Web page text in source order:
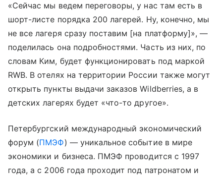
«Сейчас мы ведем переговоры, у нас там есть в
шорт-листе порядка 200 лагерей. Ну, конечно, мы
не все лагеря сразу поставим [на платформу]», —
поделилась она подробностями. Часть из них, по
словам Ким, будет функционировать под маркой
RWB. В отелях на территории России также могут
открыть пункты выдачи заказов Wildberries, а в
детских лагерях будет «что-то другое».
Петербургский международный экономический
форум (ПМЭФ) — уникальное событие в мире
экономики и бизнеса. ПМЭФ проводится с 1997
года, а с 2006 года проходит под патронатом и